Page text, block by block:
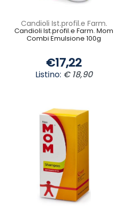
Candioli Ist.profil.e Farm.
Candioli Ist.profil.e Farm. Mom
Combi Emulsione 100g
€17,22
Listino: € 18,90